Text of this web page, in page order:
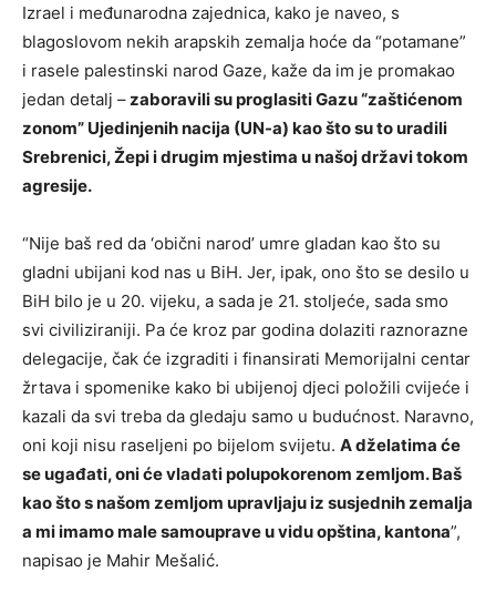
Izrael i međunarodna zajednica, kako je naveo, s
blagoslovom nekih arapskih zemalja hoće da “potamane”
i rasele palestinski narod Gaze, kaže da im je promakao
jedan detalj – zaboravili su proglasiti Gazu “zaštićenom
zonom” Ujedinjenih nacija (UN-a) kao što su to uradili
Srebrenici, Žepi i drugim mjestima u našoj državi tokom
agresije.
“Nije baš red da ‘obični narod’ umre gladan kao što su
gladni ubijani kod nas u BiH. Jer, ipak, ono što se desilo u
BiH bilo je u 20. vijeku, a sada je 21. stoljeće, sada smo
svi civiliziraniji. Pa će kroz par godina dolaziti raznorazne
delegacije, čak će izgraditi i finansirati Memorijalni centar
žrtava i spomenike kako bi ubijenoj djeci položili cvijeće i
kazali da svi treba da gledaju samo u budućnost. Naravno,
oni koji nisu raseljeni po bijelom svijetu. A dželatima će
se ugađati, oni će vladati polupokorenom zemljom. Baš
kao što s našom zemljom upravljaju iz susjednih zemalja
a mi imamo male samouprave u vidu opština, kantona”,
napisao je Mahir Mešalić.